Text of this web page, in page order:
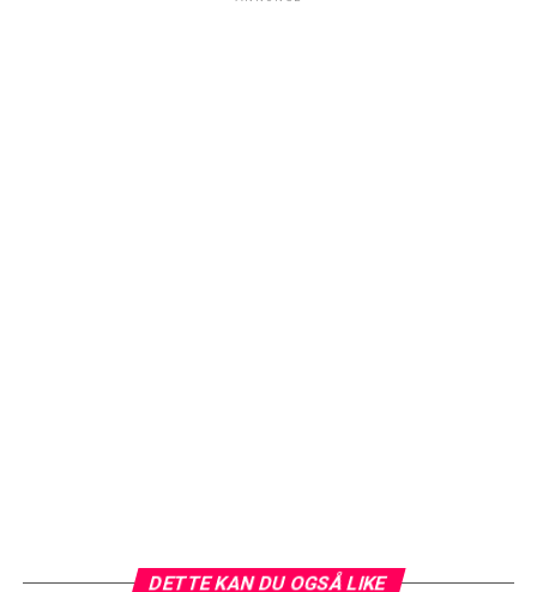
DETTE KAN DU OGSÅ LIKE